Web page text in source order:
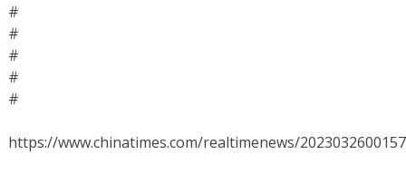
#
#
#
#
#
https://www.chinatimes.com/realtimenews/